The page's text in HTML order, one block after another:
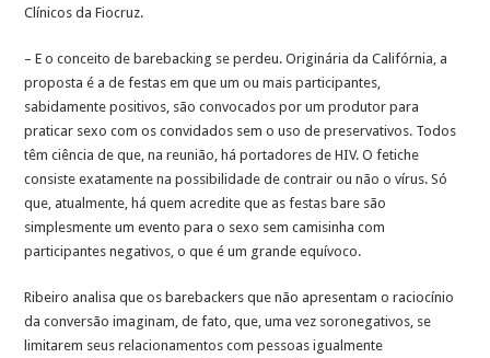
Clínicos da Fiocruz.
– E o conceito de barebacking se perdeu. Originária da Califórnia, a
proposta é a de festas em que um ou mais participantes,
sabidamente positivos, são convocados por um produtor para
praticar sexo com os convidados sem o uso de preservativos. Todos
têm ciência de que, na reunião, há portadores de HIV. O fetiche
consiste exatamente na possibilidade de contrair ou não o vírus. Só
que, atualmente, há quem acredite que as festas bare são
simplesmente um evento para o sexo sem camisinha com
participantes negativos, o que é um grande equívoco.
Ribeiro analisa que os barebackers que não apresentam o raciocínio
da conversão imaginam, de fato, que, uma vez soronegativos, se
limitarem seus relacionamentos com pessoas igualmente